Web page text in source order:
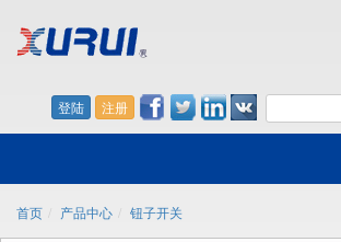
登陆 注册
首页 产品中心 钮子开关